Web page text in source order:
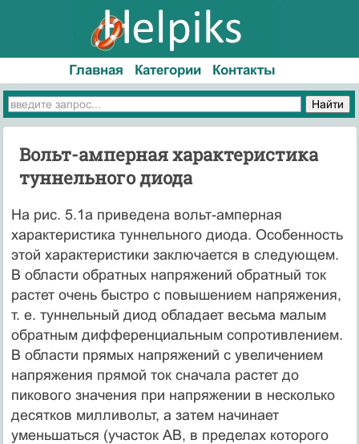
Главная Категории Контакты
Вольт-амперная характеристика
туннельного диода
На рис. 5.1а приведена вольт-амперная
характеристика туннельного диода. Особенность
этой характеристики заключается в следующем.
В области обратных напряжений обратный ток
растет очень быстро с повышением напряжения,
т. е. туннельный диод обладает весьма малым
обратным дифференциальным сопротивлением.
В области прямых напряжений с увеличением
напряжения прямой ток сначала растет до
пикового значения при напряжении в несколько
десятков милливольт, а затем начинает
уменьшаться (участок АВ, в пределах которого